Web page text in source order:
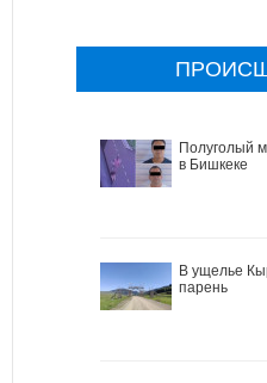
Полуголый
в Бишкеке
В ущелье
парень